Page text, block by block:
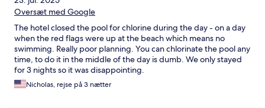
Oversæt med Google
The hotel closed the pool for chlorine during the day - on a day
when the red flags were up at the beach which means no
swimming. Really poor planning. You can chlorinate the pool any
time, to do it in the middle of the day is dumb. We only stayed
for 3 nights so it was disappointing.
Nicholas, rejse på 3 nætter